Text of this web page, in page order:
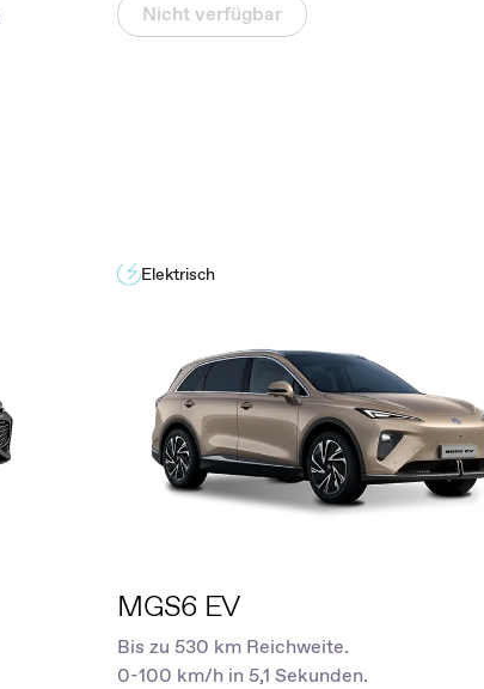
Nicht verfügbar
Elektrisch
MGS6 EV
Bis zu 530 km Reichweite.
0-100 km/h in 5,1 Sekunden.